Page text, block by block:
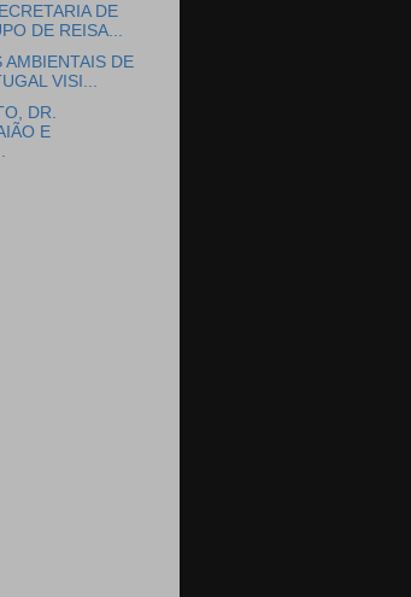
DE
DE REISA...
AMBIENTAIS DE
VISI...
DR.
E